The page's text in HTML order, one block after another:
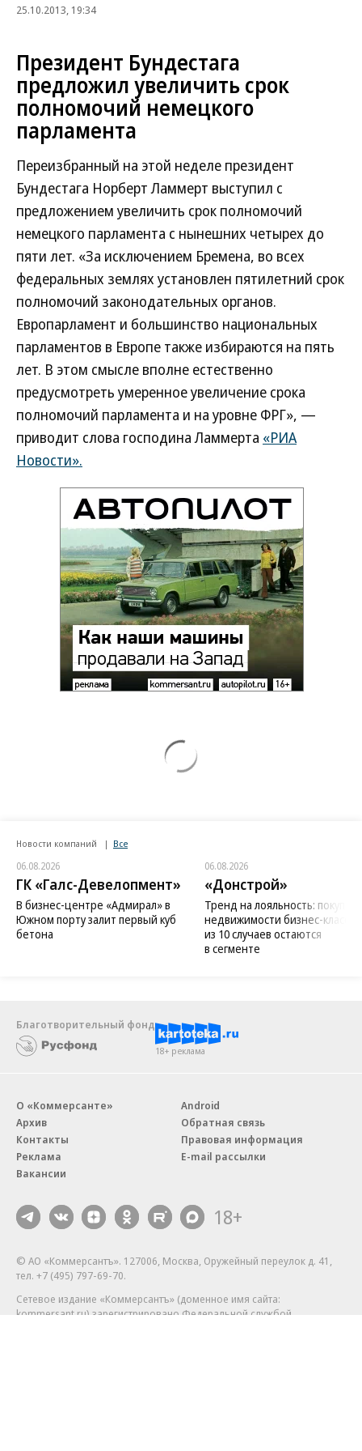
25.10.2013, 19:34
Президент Бундестага
предложил увеличить срок
полномочий немецкого
парламента
Переизбранный на этой неделе президент
Бундестага Норберт Ламмерт выступил с
предложением увеличить срок полномочий
немецкого парламента с нынешних четырех до
пяти лет. «За исключением Бремена, во всех
федеральных землях установлен пятилетний срок
полномочий законодательных органов.
Европарламент и большинство национальных
парламентов в Европе также избираются на пять
лет. В этом смысле вполне естественно
предусмотреть умеренное увеличение срока
полномочий парламента и на уровне ФРГ», —
приводит слова господина Ламмерта «РИА
Новости».
Новости компаний Все
06.08.2026
ГК «Галс-Девелопмент»
В бизнес-центре «Адмирал» в
Южном порту залит первый куб
бетона
06.08.2026
«Донстрой»
Тренд на лояльность:
недвижимости бизнес-класса
из 10 случаев остаются
в сегменте
Благотворительный фонд
18+ реклама
О «Коммерсанте»
Архив
Контакты
Реклама
Вакансии
Android
Обратная связь
Правовая информация
E-mail рассылки
18+
© АО «Коммерсантъ». 127006, Москва, Оружейный переулок д. 41,
тел. +7 (495) 797-69-70.
Сетевое издание «Коммерсантъ» (доменное имя сайта:
kommersant.ru) зарегистрировано Федеральной службой